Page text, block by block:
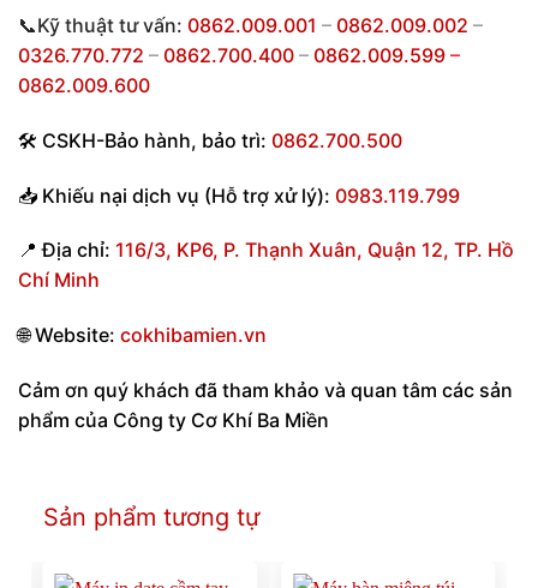
📞Kỹ thuật tư vấn: 0862.009.001 – 0862.009.002 –
0326.770.772 – 0862.700.400 – 0862.009.599 –
0862.009.600
🛠 CSKH-Bảo hành, bảo trì: 0862.700.500
📥 Khiếu nại dịch vụ (Hỗ trợ xử lý): 0983.119.799
📍 Địa chỉ: 116/3, KP6, P. Thạnh Xuân, Quận 12, TP. Hồ
Chí Minh
🌐Website: cokhibamien.vn
Cảm ơn quý khách đã tham khảo và quan tâm các sản
phẩm của Công ty Cơ Khí Ba Miền
Sản phẩm tương tự